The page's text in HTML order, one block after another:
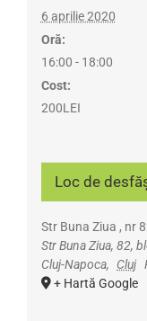
6 aprilie 2020
Oră:
16:00 - 18:00
Cost:
200LEI
Loc de
Str Buna Ziua , nr
Str Buna Ziua, 82,
Cluj-Napoca, Cluj
+ Hartă Google